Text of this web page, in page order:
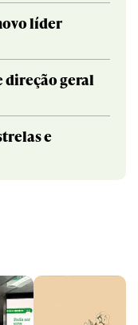
líder
direção geral
e